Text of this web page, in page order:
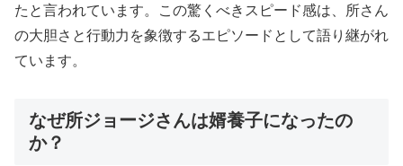
たと言われています。この驚くべきスピード感は、所さん
の大胆さと行動力を象徴するエピソードとして語り継がれ
ています。
なぜ所ジョージさんは婿養子になったの
か？